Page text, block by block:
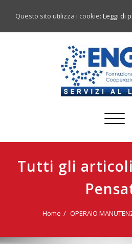
Tutti gli
Home OPERAIO
Questo sito utilizza i cookie:Leggi di